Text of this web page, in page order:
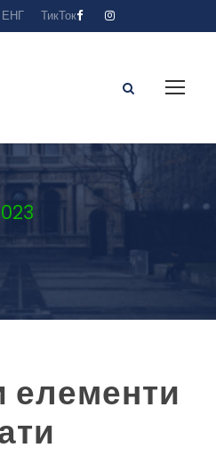
ЕНГ ТикТок
елементи